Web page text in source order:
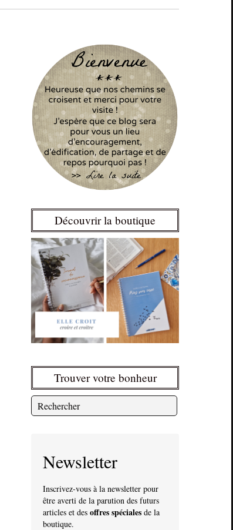
Découvrir la boutique
Trouver votre bonheur
Newsletter
Inscrivez-vous à la newsletter pour
être averti de la parution des futurs
articles et des offres spéciales de la
boutique.